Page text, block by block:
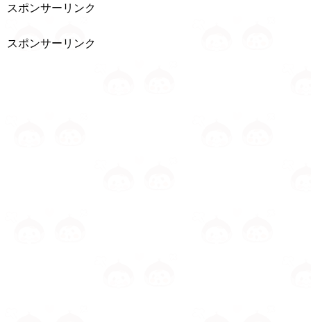
スポンサーリンク
スポンサーリンク